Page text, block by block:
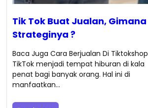
Tik Tok Buat Jualan, Gimana
Strateginya ?
Baca Juga Cara Berjualan Di Tiktokshop
TikTok menjadi tempat hiburan di kala
penat bagi banyak orang. Hal ini di
manfaatkan…